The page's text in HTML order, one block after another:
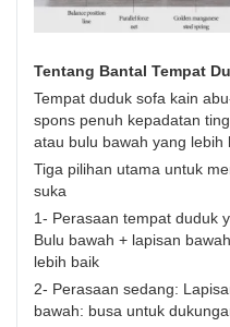
Tentang Bantal Tempat
Tempat duduk sofa kain
spons penuh kepadatan
atau bulu bawah yang lebih
Tiga pilihan utama untuk
suka
1- Perasaan tempat duduk
Bulu bawah + lapisan
lebih baik
2- Perasaan sedang:
bawah: busa untuk